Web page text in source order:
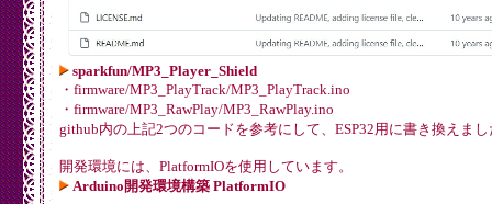
sparkfun/MP3_Player_Shield
・firmware/MP3_PlayTrack/MP3_PlayTrack.ino
・firmware/MP3_RawPlay/MP3_RawPlay.ino
github内の上記2つのコードを参考にして、ESP32用に書き換えまし
開発環境には、PlatformIOを使用しています。
Arduino開発環境構築 PlatformIO